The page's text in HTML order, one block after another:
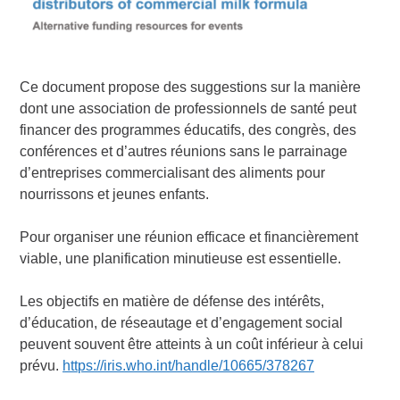
Ce document propose des suggestions sur la manière
dont une association de professionnels de santé peut
financer des programmes éducatifs, des congrès, des
conférences et d’autres réunions sans le parrainage
d’entreprises commercialisant des aliments pour
nourrissons et jeunes enfants.
Pour organiser une réunion efficace et financièrement
viable, une planification minutieuse est essentielle.
Les objectifs en matière de défense des intérêts,
d’éducation, de réseautage et d’engagement social
peuvent souvent être atteints à un coût inférieur à celui
prévu. https://iris.who.int/handle/10665/378267